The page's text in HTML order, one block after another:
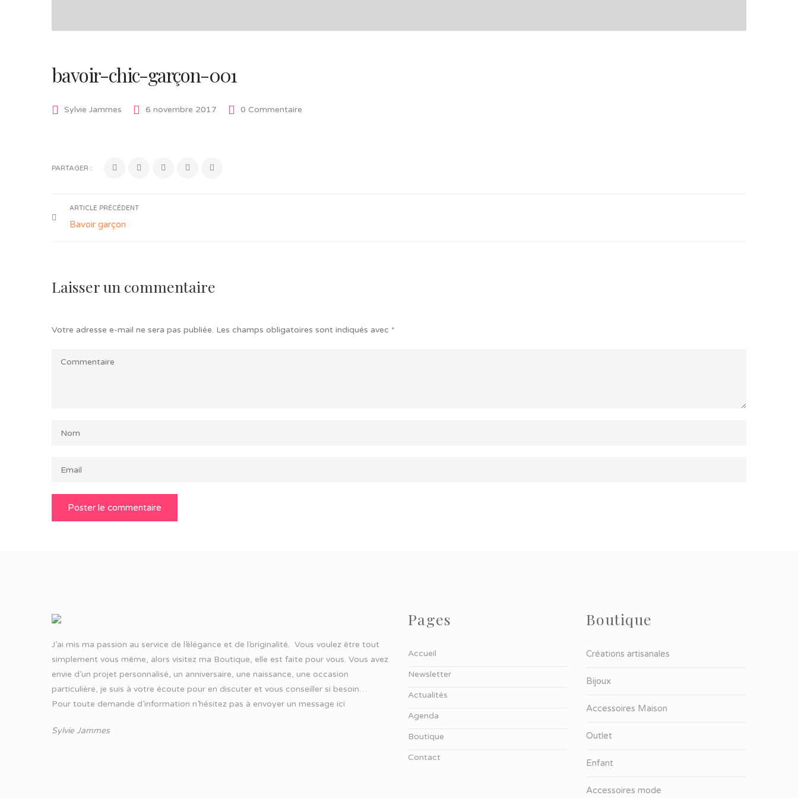
bavoir-chic-garçon-001
Sylvie Jammes 6 novembre 2017 0 Commentaire
PARTAGER :
ARTICLE PRÉCÉDENT
Bavoir garçon
Laisser un commentaire
Votre adresse e-mail ne sera pas publiée. Les champs obligatoires sont indiqués avec *
J’ai mis ma passion au service de l’élégance et de l’originalité. Vous voulez être tout
simplement vous même, alors visitez ma Boutique, elle est faite pour vous. Vous avez
envie d’un projet personnalisé, un anniversaire, une naissance, une occasion
particulière, je suis à votre écoute pour en discuter et vous conseiller si besoin…
Pour toute demande d’information n’hésitez pas à envoyer un message ici
Sylvie Jammes
Pages
Accueil
Newsletter
Actualités
Agenda
Boutique
Contact
Boutique
Créations artisanales
Bijoux
Accessoires Maison
Outlet
Enfant
Accessoires mode